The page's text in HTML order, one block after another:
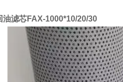
油滤芯FAX-1000*10/20/30